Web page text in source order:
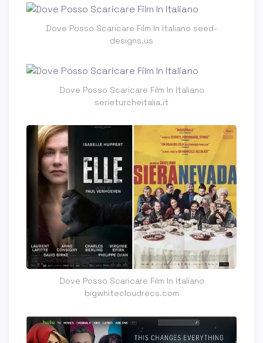
Dove Posso Scaricare Film In Italiano seed-
designs.us
Dove Posso Scaricare Film In Italiano
serieturcheitalia.it
Dove Posso Scaricare Film In Italiano
bigwhitecloudrecs.com